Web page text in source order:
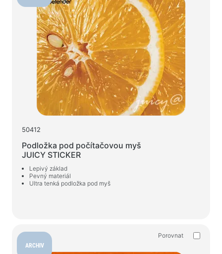
50412
Podložka pod počítačovou myš
JUICY STICKER
Lepivý základ
Pevný materiál
Ultra tenká podložka pod myš
ARCHIV
Porovnat